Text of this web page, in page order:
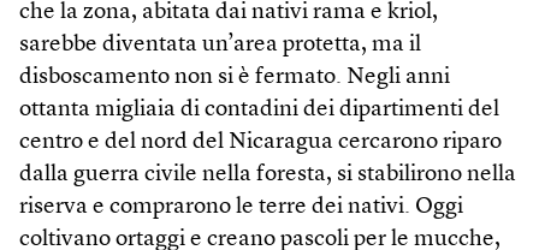
che la zona, abitata dai nativi rama e kriol,
sarebbe diventata un’area protetta, ma il
disboscamento non si è fermato. Negli anni
ottanta migliaia di contadini dei dipartimenti del
centro e del nord del Nicaragua cercarono riparo
dalla guerra civile nella foresta, si stabilirono nella
riserva e comprarono le terre dei nativi. Oggi
coltivano ortaggi e creano pascoli per le mucche,